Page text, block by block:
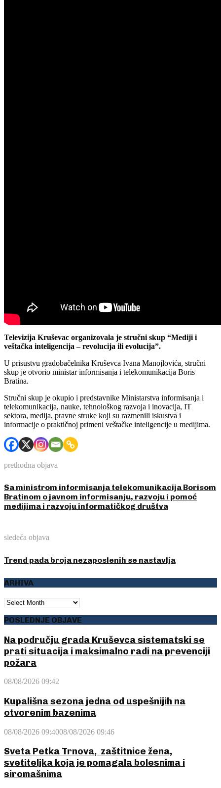
Televizija Kruševac organizovala je stručni skup “Mediji i
veštačka inteligencija – revolucija ili evolucija”.
U prisustvu gradobačelnika Kruševca Ivana Manojlovića, stručni
skup je otvorio ministar informisanja i telekomunikacija Boris
Bratina.
Stručni skup je okupio i predstavnike Ministarstva informisanja i
telekomunikacija, nauke, tehnološkog razvoja i inovacija, IT
sektora, medija, pravne struke koji su razmenili iskustva i
informacije o praktičnoj primeni veštačke inteligencije u medijima.
prethodna objava
Sa ministrom informisanja telekomunikacija Borisom
Bratinom o javnom informisanju, razvoju i pomoć
medijima i razvoju informatičkog društva
sledeća objava
Trend pada broja nezaposlenih se nastavlja
ARHIVA
ARHIVA
POSLEDNJE OBJAVE
Na području grada Kruševca sistematski se
prati situacija i maksimalno radi na prevenciji
požara
08/08/2026 09:42
Kupališna sezona jedna od uspešnijih na
otvorenim bazenima
08/08/2026 09:4008/08/2026 09:46
Sveta Petka Trnova, zaštitnice žena,
svetiteljka koja je pomagala bolesnima i
siromašnima